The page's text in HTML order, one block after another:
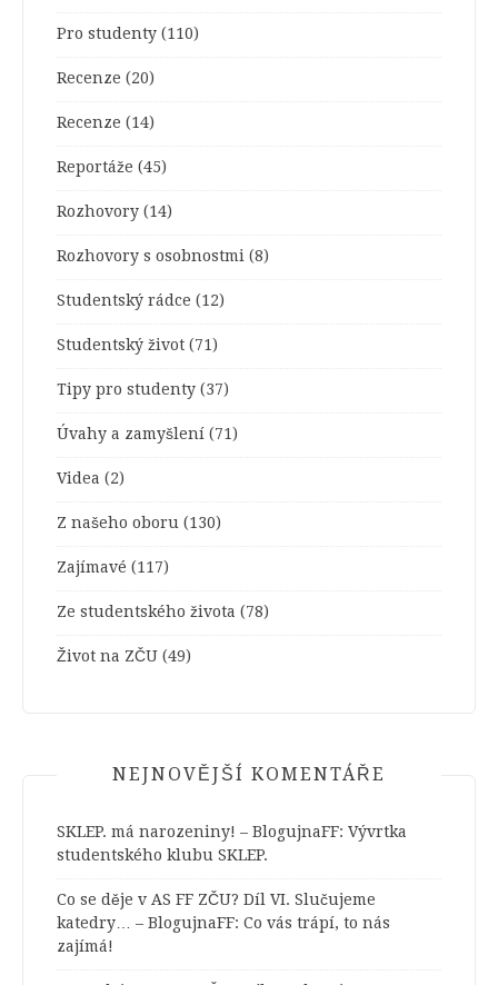
Pro studenty (110)
Recenze (20)
Recenze (14)
Reportáže (45)
Rozhovory (14)
Rozhovory s osobnostmi (8)
Studentský rádce (12)
Studentský život (71)
Tipy pro studenty (37)
Úvahy a zamyšlení (71)
Videa (2)
Z našeho oboru (130)
Zajímavé (117)
Ze studentského života (78)
Život na ZČU (49)
NEJNOVĚJŠÍ KOMENTÁŘE
SKLEP. má narozeniny! – BlogujnaFF: Vývrtka
studentského klubu SKLEP.
Co se děje v AS FF ZČU? Díl VI. Slučujeme
katedry… – BlogujnaFF: Co vás trápí, to nás
zajímá!